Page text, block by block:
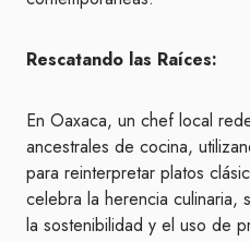
Rescatando las Raíces:
En Oaxaca, un chef local
ancestrales de cocina,
para reinterpretar platos
celebra la herencia culinaria,
la sostenibilidad y el uso de